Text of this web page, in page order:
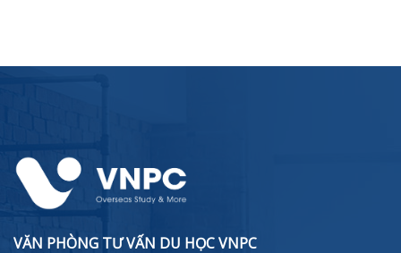
VĂN PHÒNG TƯ VẤN DU HỌC VNPC